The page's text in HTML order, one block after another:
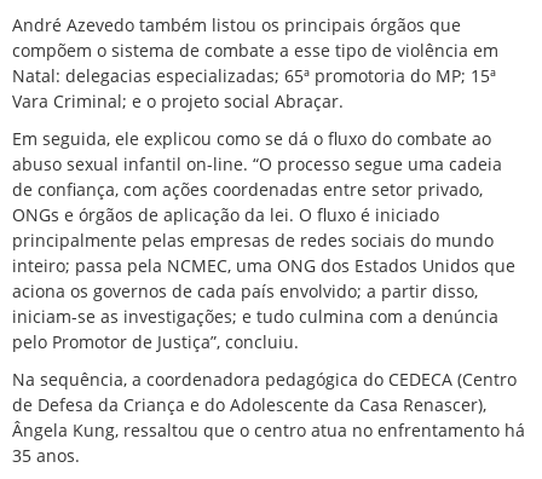
André Azevedo também listou os principais órgãos que
compõem o sistema de combate a esse tipo de violência em
Natal: delegacias especializadas; 65ª promotoria do MP; 15ª
Vara Criminal; e o projeto social Abraçar.
Em seguida, ele explicou como se dá o fluxo do combate ao
abuso sexual infantil on-line. “O processo segue uma cadeia
de confiança, com ações coordenadas entre setor privado,
ONGs e órgãos de aplicação da lei. O fluxo é iniciado
principalmente pelas empresas de redes sociais do mundo
inteiro; passa pela NCMEC, uma ONG dos Estados Unidos que
aciona os governos de cada país envolvido; a partir disso,
iniciam-se as investigações; e tudo culmina com a denúncia
pelo Promotor de Justiça”, concluiu.
Na sequência, a coordenadora pedagógica do CEDECA (Centro
de Defesa da Criança e do Adolescente da Casa Renascer),
Ângela Kung, ressaltou que o centro atua no enfrentamento há
35 anos.